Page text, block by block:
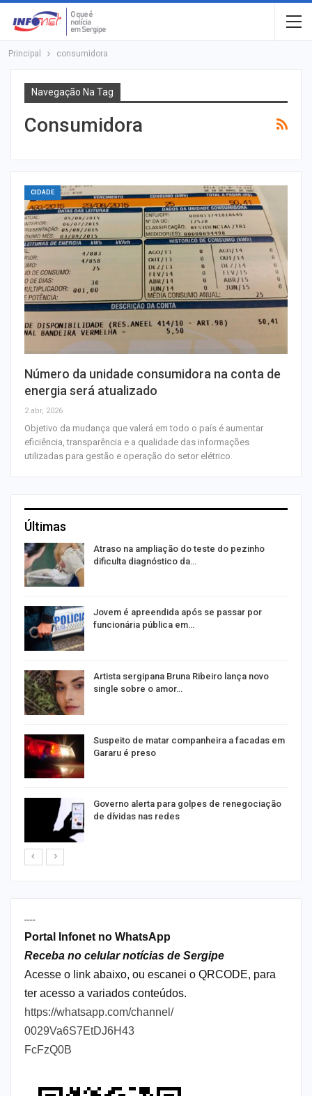
Principal consumidora
Navegação Na Tag
Consumidora
CIDADE
Número da unidade consumidora na conta de
energia será atualizado
2 abr, 2026
Objetivo da mudança que valerá em todo o país é aumentar
eficiência, transparência e a qualidade das informações
utilizadas para gestão e operação do setor elétrico.
Últimas
Atraso na ampliação do teste do pezinho
dificulta diagnóstico da…
Jovem é apreendida após se passar por
funcionária pública em…
Artista sergipana Bruna Ribeiro lança novo
single sobre o amor…
Suspeito de matar companheira a facadas em
Gararu é preso
Governo alerta para golpes de renegociação
de dívidas nas redes
----
Portal Infonet no WhatsApp
Receba no celular notícias de Sergipe
Acesse o link abaixo, ou escanei o QRCODE, para
ter acesso a variados conteúdos.
https://whatsapp.com/channel/
0029Va6S7EtDJ6H43
FcFzQ0B